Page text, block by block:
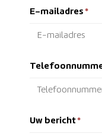
E-mailadres *
Uw bericht*